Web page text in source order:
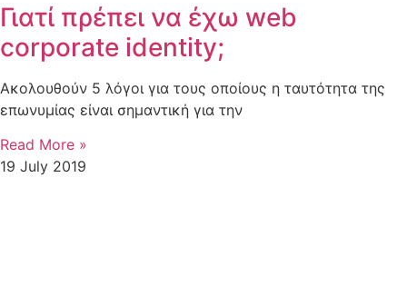
Γιατί πρέπει να έχω web
corporate identity;
Ακολουθούν 5 λόγοι για τους οποίους η ταυτότητα της
επωνυμίας είναι σημαντική για την
Read More »
19 July 2019